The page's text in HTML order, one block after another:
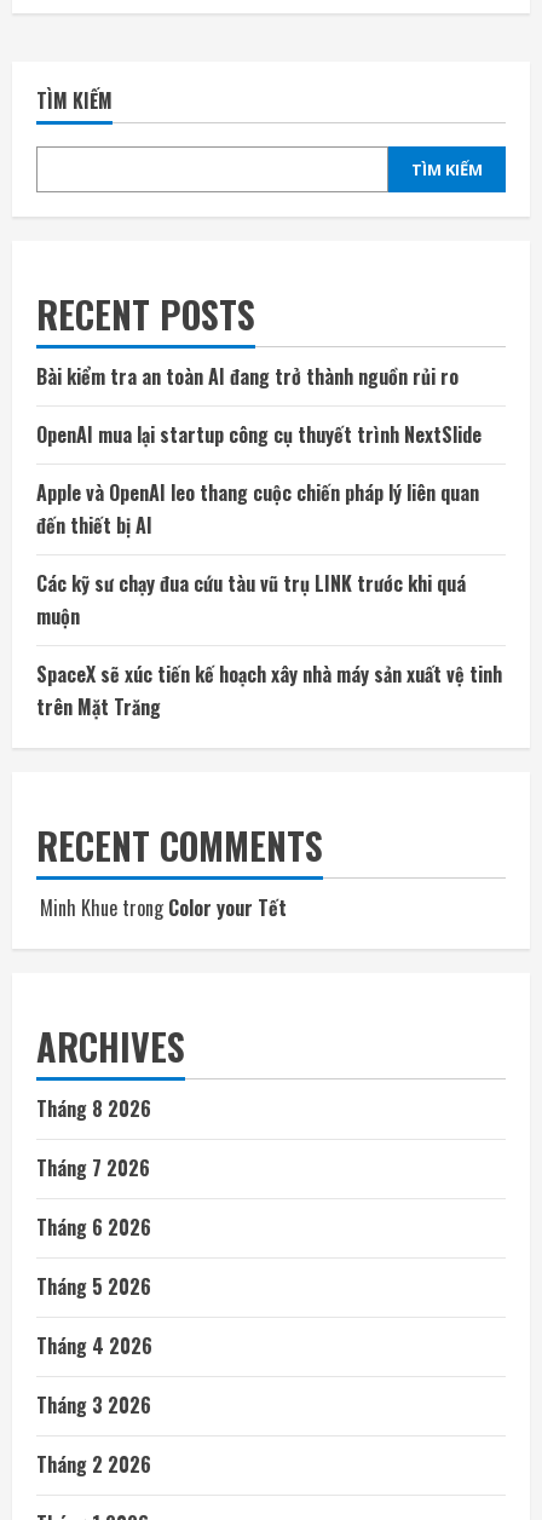
TÌM KIẾM
TÌM KIẾM
RECENT POSTS
Bài kiểm tra an toàn AI đang trở thành nguồn rủi ro
OpenAI mua lại startup công cụ thuyết trình NextSlide
Apple và OpenAI leo thang cuộc chiến pháp lý liên quan
đến thiết bị AI
Các kỹ sư chạy đua cứu tàu vũ trụ LINK trước khi quá
muộn
SpaceX sẽ xúc tiến kế hoạch xây nhà máy sản xuất vệ tinh
trên Mặt Trăng
RECENT COMMENTS
Minh Khue trongColor your Tết
ARCHIVES
Tháng 8 2026
Tháng 7 2026
Tháng 6 2026
Tháng 5 2026
Tháng 4 2026
Tháng 3 2026
Tháng 2 2026